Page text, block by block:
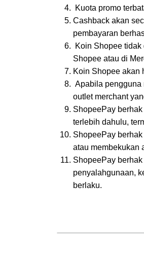
⁠Kuota promo
Cashback akan
pembayaran
⁠Koin Shopee
Shopee atau di
Koin Shopee akan
⁠Apabila pengguna
outlet merchant
ShopeePay
terlebih dahulu,
⁠ShopeePay
atau membekukan
ShopeePay
penyalahgunaan,
berlaku.